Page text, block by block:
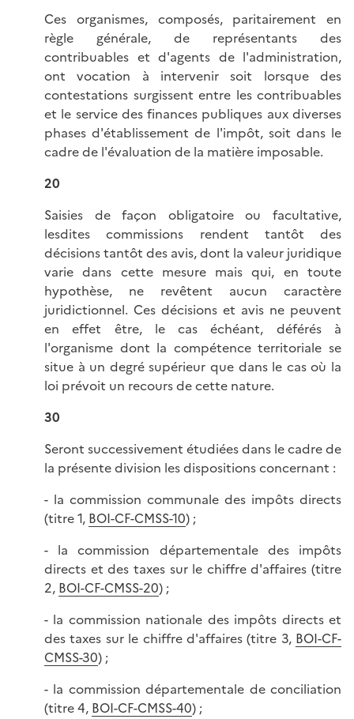
Ces organismes, composés, paritairement en
règle générale, de représentants des
contribuables et d'agents de l'administration,
ont vocation à intervenir soit lorsque des
contestations surgissent entre les contribuables
et le service des finances publiques aux diverses
phases d'établissement de l'impôt, soit dans le
cadre de l'évaluation de la matière imposable.
20
Saisies de façon obligatoire ou facultative,
lesdites commissions rendent tantôt des
décisions tantôt des avis, dont la valeur juridique
varie dans cette mesure mais qui, en toute
hypothèse, ne revêtent aucun caractère
juridictionnel. Ces décisions et avis ne peuvent
en effet être, le cas échéant, déférés à
l'organisme dont la compétence territoriale se
situe à un degré supérieur que dans le cas où la
loi prévoit un recours de cette nature.
30
Seront successivement étudiées dans le cadre de
la présente division les dispositions concernant :
- la commission communale des impôts directs
(titre 1, BOI-CF-CMSS-10) ;
- la commission départementale des impôts
directs et des taxes sur le chiffre d'affaires (titre
2, BOI-CF-CMSS-20) ;
- la commission nationale des impôts directs et
des taxes sur le chiffre d'affaires (titre 3, BOI-CF-
CMSS-30) ;
- la commission départementale de conciliation
(titre 4, BOI-CF-CMSS-40) ;